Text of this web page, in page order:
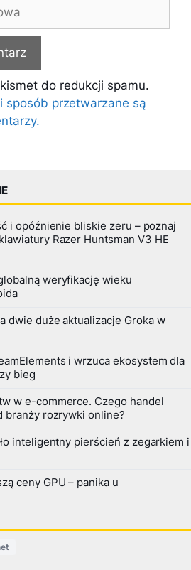
do redukcji spamu.
sposób przetwarzane są
i opóźnienie bliskie zeru – poznaj
Razer Huntsman V3 HE
weryfikację wieku
dwie duże aktualizacje Groka w
i wrzuca ekosystem dla
bieg
w e-commerce. Czego handel
branży rozrywki online?
inteligentny pierścień z zegarkiem i
ceny GPU – panika u